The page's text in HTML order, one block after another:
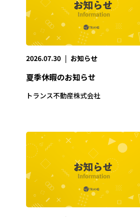
2026.07.30 | お知らせ
夏季休暇のお知らせ
トランス不動産株式会社